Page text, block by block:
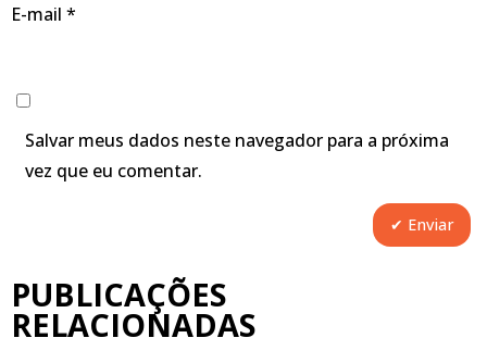
E-mail *
Salvar meus dados neste navegador para a próxima
vez que eu comentar.
PUBLICAÇÕES
RELACIONADAS